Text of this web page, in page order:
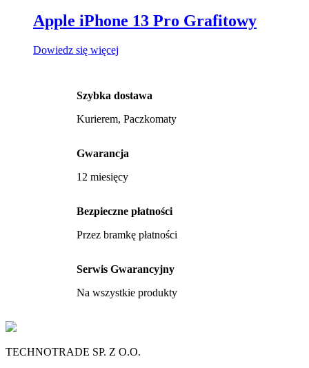
Apple iPhone 13 Pro Grafitowy
Dowiedz się więcej
Szybka dostawa
Kurierem, Paczkomaty
Gwarancja
12 miesięcy
Bezpieczne płatności
Przez bramkę płatności
Serwis Gwarancyjny
Na wszystkie produkty
TECHNOTRADE SP. Z O.O.